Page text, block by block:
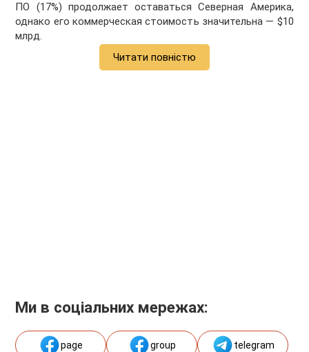
ПО (17%) продолжает оставаться Северная Америка,
однако его коммерческая стоимость значительна — $10
млрд.
Читати повністю
Ми в соціальних мережах:
page group telegram